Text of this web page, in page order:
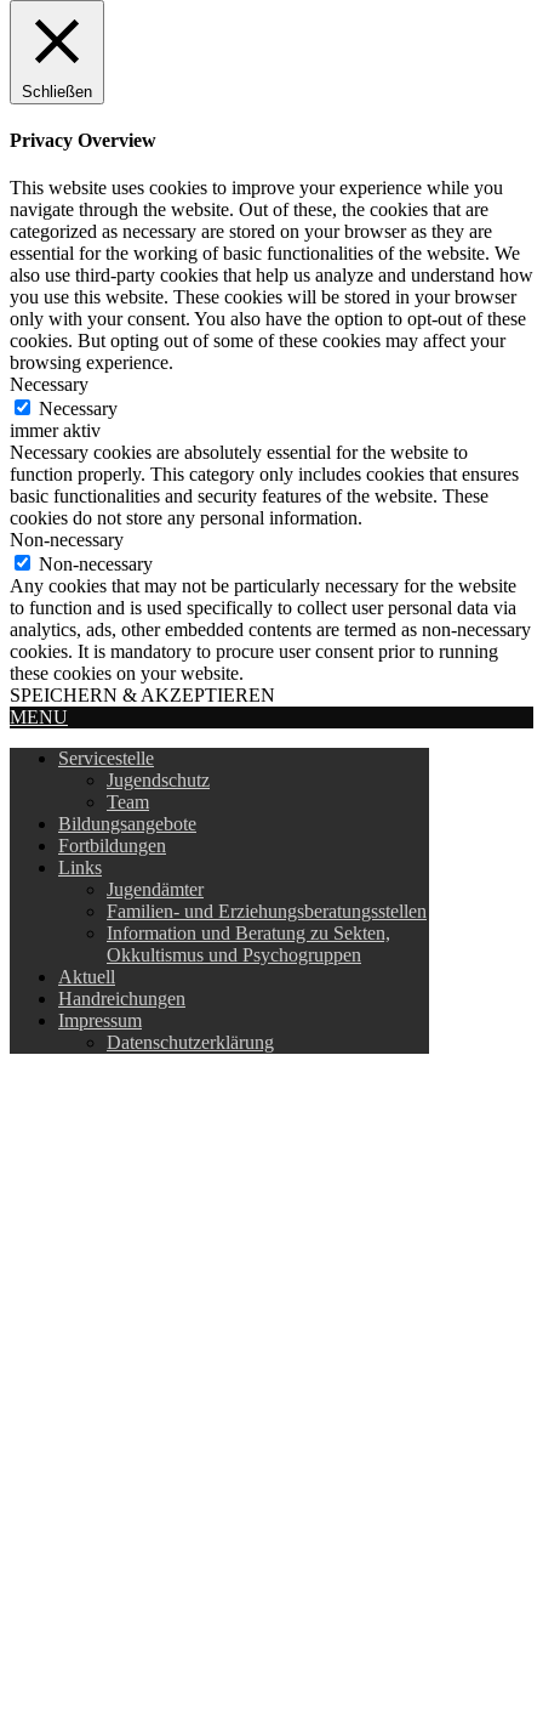
Schließen
Privacy Overview
This website uses cookies to improve your experience while you
navigate through the website. Out of these, the cookies that are
categorized as necessary are stored on your browser as they are
essential for the working of basic functionalities of the website. We
also use third-party cookies that help us analyze and understand how
you use this website. These cookies will be stored in your browser
only with your consent. You also have the option to opt-out of these
cookies. But opting out of some of these cookies may affect your
browsing experience.
Necessary
Necessary
immer aktiv
Necessary cookies are absolutely essential for the website to
function properly. This category only includes cookies that ensures
basic functionalities and security features of the website. These
cookies do not store any personal information.
Non-necessary
Non-necessary
Any cookies that may not be particularly necessary for the website
to function and is used specifically to collect user personal data via
analytics, ads, other embedded contents are termed as non-necessary
cookies. It is mandatory to procure user consent prior to running
these cookies on your website.
SPEICHERN & AKZEPTIEREN
MENU
Servicestelle
Jugendschutz
Team
Bildungsangebote
Fortbildungen
Links
Jugendämter
Familien- und Erziehungsberatungsstellen
Information und Beratung zu Sekten,
Okkultismus und Psychogruppen
Aktuell
Handreichungen
Impressum
Datenschutzerklärung